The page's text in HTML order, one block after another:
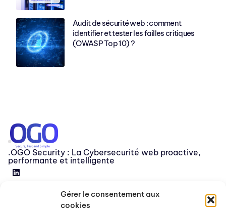
Gérer le consentement aux
cookies
Audit de sécurité web : comment
identifier et tester les failles critiques
(OWASP Top 10) ?
.OGO Security : La Cybersecurité web proactive,
performante et intelligente